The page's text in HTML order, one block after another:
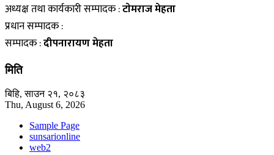
अध्यक्ष तथा कार्यकारी सम्पादक :टाेमराज मेहता
प्रधान सम्पादक :
सम्पादक :दीपनारायण मेहता
मिति
बिहि, साउन २१, २०८३
Thu, August 6, 2026
Sample Page
sunsarionline
web2